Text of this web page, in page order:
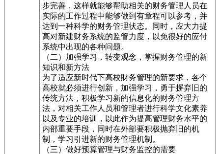
步完善，这样就能够帮助相关的财务管理人员在
实际的工作过程中能够做到有章程可以参考，并
达到一种科学的财务管理状态。同时，应大力提
高对新建财务系统的监管力度，以免很好的应付
系统中出现的各种问题。
（二）加强学习，转变观念，掌握财务管理的新
知识和新方法
为了适应新时代下高校財务管理的新要求，各个
高校就必须进行创新，加强学习，勇于摒弃旧的
传统方法，积极学习新的信息化的财务管理方
法，对相关工作人员和管理者进行科学文化素养
以及专业的培训，以此作为提高管理财务水平的
内部重要手段，同时在外部要积极抛弃旧的机
制，学习引进新的财务管理机制。
（三）做好预算管理与财务监控的需要